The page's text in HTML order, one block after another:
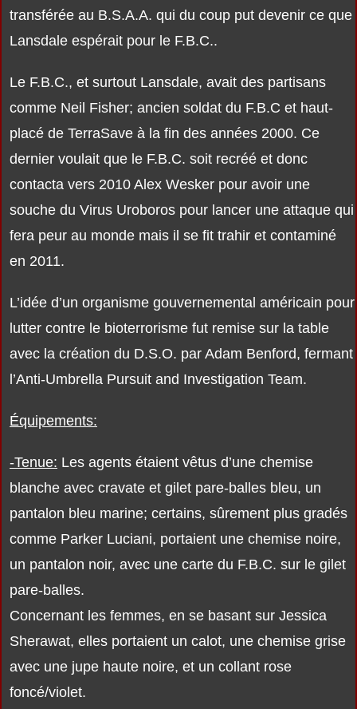
transférée au B.S.A.A. qui du coup put devenir ce que
Lansdale espérait pour le F.B.C..
Le F.B.C., et surtout Lansdale, avait des partisans
comme Neil Fisher; ancien soldat du F.B.C et haut-
placé de TerraSave à la fin des années 2000. Ce
dernier voulait que le F.B.C. soit recréé et donc
contacta vers 2010 Alex Wesker pour avoir une
souche du Virus Uroboros pour lancer une attaque qui
fera peur au monde mais il se fit trahir et contaminé
en 2011.
L’idée d’un organisme gouvernemental américain pour
lutter contre le bioterrorisme fut remise sur la table
avec la création du D.S.O. par Adam Benford, fermant
l’Anti-Umbrella Pursuit and Investigation Team.
Équipements:
-Tenue: Les agents étaient vêtus d’une chemise
blanche avec cravate et gilet pare-balles bleu, un
pantalon bleu marine; certains, sûrement plus gradés
comme Parker Luciani, portaient une chemise noire,
un pantalon noir, avec une carte du F.B.C. sur le gilet
pare-balles.
Concernant les femmes, en se basant sur Jessica
Sherawat, elles portaient un calot, une chemise grise
avec une jupe haute noire, et un collant rose
foncé/violet.